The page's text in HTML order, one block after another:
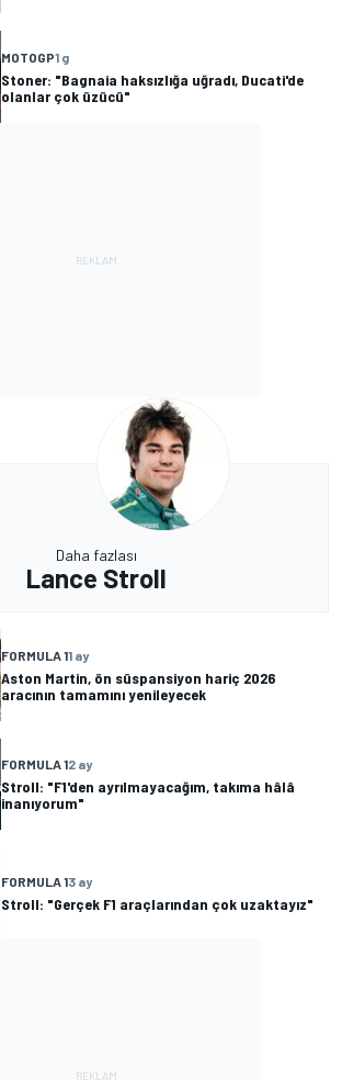
MOTOGP1 g
Stoner: "Bagnaia haksızlığa uğradı, Ducati'de
olanlar çok üzücü"
Daha fazlası
Lance Stroll
FORMULA 11 ay
Aston Martin, ön süspansiyon hariç 2026
aracının tamamını yenileyecek
FORMULA 12 ay
Stroll: "F1'den ayrılmayacağım, takıma hâlâ
inanıyorum"
FORMULA 13 ay
Stroll: "Gerçek F1 araçlarından çok uzaktayız"